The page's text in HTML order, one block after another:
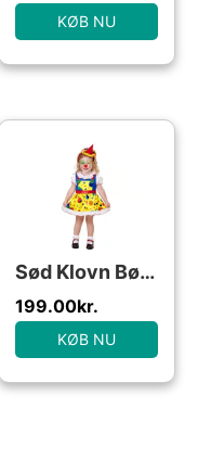
KØB NU
Sød Klovn Børnekostume
199.00kr.
KØB NU